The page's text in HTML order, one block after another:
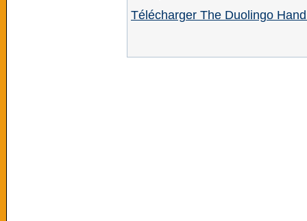
Télécharger The Duolingo